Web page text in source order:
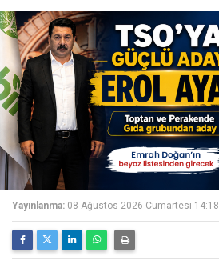
Yayınlanma: 08 Ağustos 2026 Cumartesi 14:18